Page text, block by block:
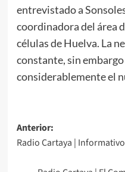
entrevistado a
coordinadora del área
células de Huelva. La
constante, sin
considerablemente el
Anterior:
Radio Cartaya |